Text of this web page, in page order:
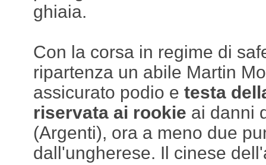
ghiaia.
Con la corsa in regime di
ripartenza un abile Martin
assicurato podio e testa
riservata ai rookie ai danni
(Argenti), ora a meno due
dall'ungherese. Il cinese